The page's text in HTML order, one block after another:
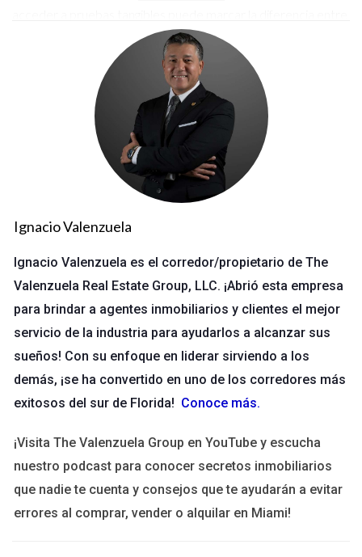
una resolución pacífica y un conflicto prolongado. En este
artículo, vamos a adentrarnos en cómo y dónde se deben
documentar las comunicaciones y las pruebas para respaldar
la transparencia del proceso.
Importancia de la Documentación
La documentación adecuada de las comunicaciones es vital
por varias razones. Primero, proporciona un marco claro para
entender los acuerdos y decisiones tomadas. Segundo,
concreta en caso de desacuerdos. Por último, fomenta un
ambiente de confianza y responsabilidad.
"La transparencia es el primer paso hacia la
confianza." - <a
href="https://www.transparency.org">Transparency
Métodos para Documentar
Comunicaciones
Existen diferentes métodos para documentar
comunicaciones que pueden adaptarse a tus necesidades
Ignacio Valenzuela
Ignacio Valenzuela es el corredor/propietario de The
Valenzuela Real Estate Group, LLC. ¡Abrió esta empresa
para brindar a agentes inmobiliarios y clientes el mejor
servicio de la industria para ayudarlos a alcanzar sus
sueños! Con su enfoque en liderar sirviendo a los
demás, ¡se ha convertido en uno de los corredores más
exitosos del sur de Florida! Conoce más.
¡Visita The Valenzuela Group en YouTube y escucha
nuestro podcast para conocer secretos inmobiliarios
que nadie te cuenta y consejos que te ayudarán a evitar
errores al comprar, vender o alquilar en Miami!